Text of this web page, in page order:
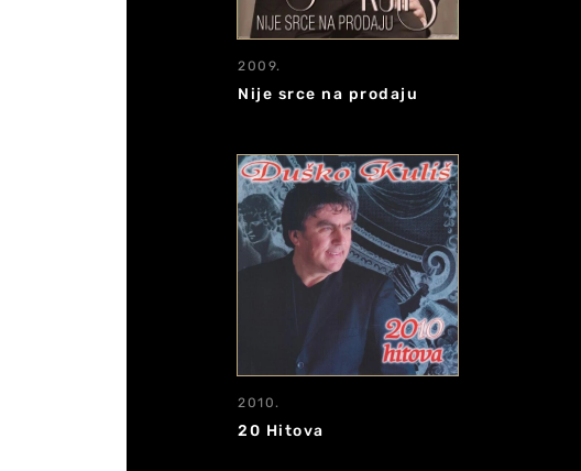
2009.
Nije srce na prodaju
2010.
20 Hitova